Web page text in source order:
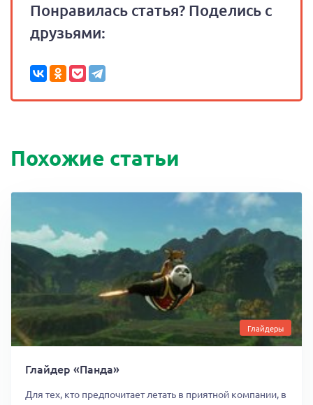
Понравилась статья? Поделись с
друзьями:
Похожие статьи
Глайдеры
Глайдер «Панда»
Для тех, кто предпочитает летать в приятной компании, в